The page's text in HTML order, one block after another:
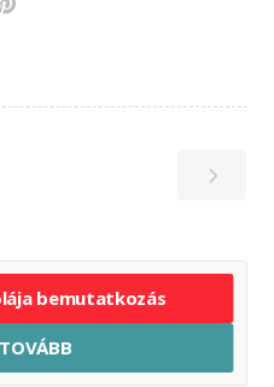
bemutatkozás